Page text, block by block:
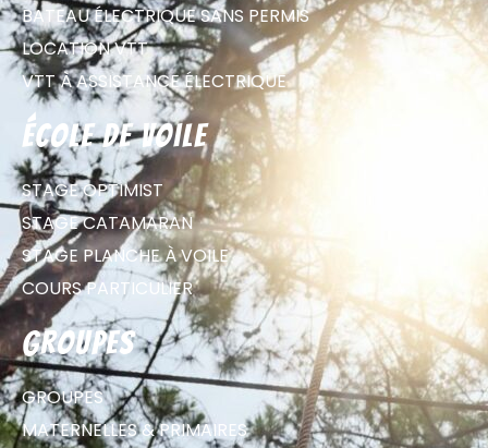
BATEAU ÉLECTRIQUE SANS PERMIS
LOCATION VTT
VTT À ASSISTANCE ÉLECTRIQUE
école de voile
STAGE OPTIMIST
STAGE CATAMARAN
STAGE PLANCHE À VOILE
COURS PARTICULIER
groupes
GROUPES
MATERNELLES & PRIMAIRES